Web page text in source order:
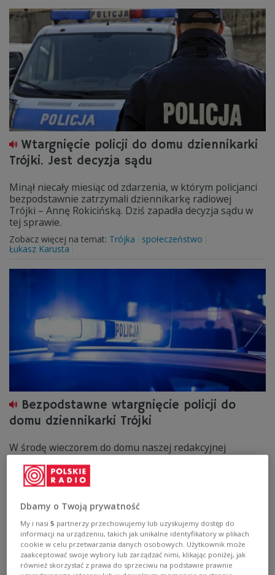
Wtargnięcie policji do domu dziennikarki
Trójki. Jest decyzja sądu
Minął niecały miesiąc od zdarzenia, w którym policjanci
bezpodstawnie zatrzymali dziennikarkę radiowej
Trójki – Annę Rokicińską. Dziś zapadła decyzja sądu w
tej sprawie.
Zobacz więcej na temat: Trójka
społeczeństwo
Łukasz Karusta
Bezpodstawne wtargnięcie policji do
domu dziennikarki Trójki
W środę wieczorem do domu naszej redakcyjnej
koleżanki bez pukania weszło sześcioro
nieumundurowanych funkcjonariuszy policji.
Zobacz więcej na temat:
Dbamy o Twoją prywatność
My i nasi5 partnerzy przechowujemy lub uzyskujemy dostęp do
informacji na urządzeniu, takich jak unikalne identyfikatory w plikach
cookie w celu przetwarzania danych osobowych. Użytkownik może
zaakceptować swoje wybory lub zarządzać nimi, klikając poniżej, jak
również skorzystać z prawa do sprzeciwu na podstawie prawnie